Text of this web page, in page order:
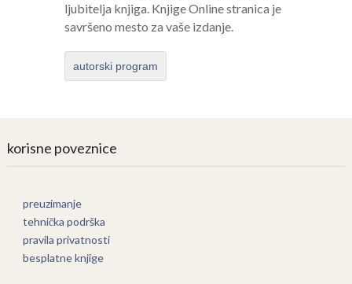
ljubitelja knjiga. Knjige Online stranica je
savršeno mesto za vaše izdanje.
autorski program
korisne poveznice
preuzimanje
tehnička podrška
pravila privatnosti
besplatne knjige